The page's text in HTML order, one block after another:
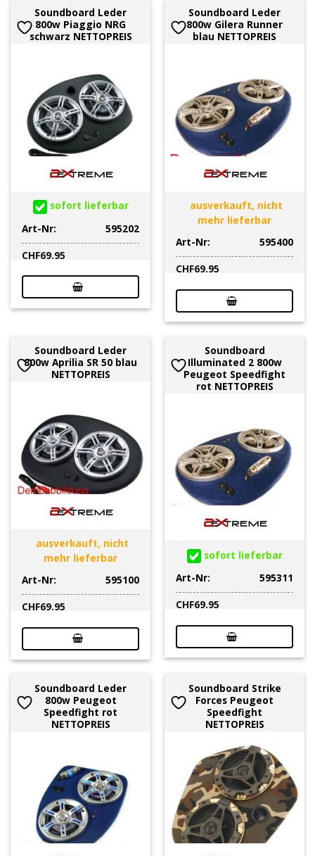
Soundboard Leder
800w Piaggio NRG
schwarz NETTOPREIS
sofort lieferbar
Art-Nr:
595202
CHF69.95
Soundboard Leder
800w Gilera Runner
blau NETTOPREIS
ausverkauft, nicht
mehr lieferbar
Art-Nr:
595400
CHF69.95
Soundboard Leder
800w Aprilia SR 50 blau
NETTOPREIS
ausverkauft, nicht
mehr lieferbar
Art-Nr:
595100
CHF69.95
Soundboard
Illuminated 2 800w
Peugeot Speedfight
rot NETTOPREIS
sofort lieferbar
Art-Nr:
595311
CHF69.95
Soundboard Leder
800w Peugeot
Speedfight rot
NETTOPREIS
Soundboard Strike
Forces Peugeot
Speedfight
NETTOPREIS